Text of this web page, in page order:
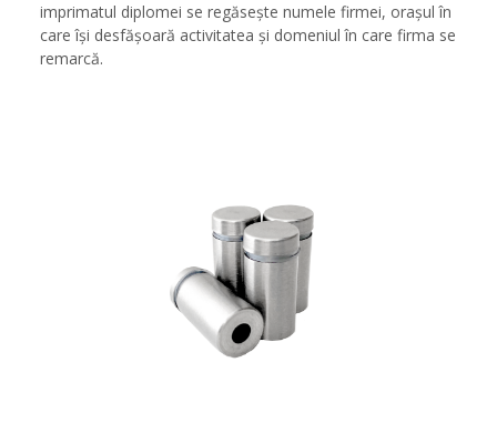
imprimatul diplomei se regăsește numele firmei, orașul în
care își desfășoară activitatea și domeniul în care firma se
remarcă.